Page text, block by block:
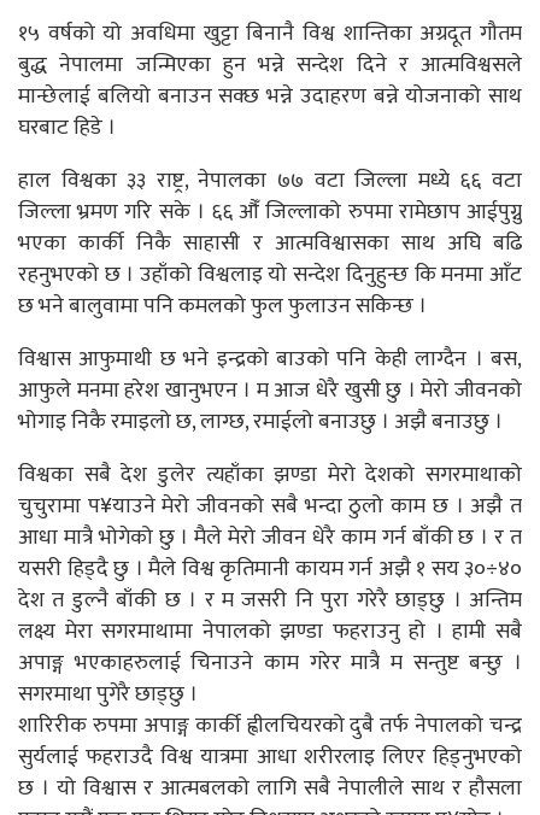
१५ वर्षको यो अवधिमा खुट्टा बिनानै विश्व शान्तिका अग्रदूत गौतम
बुद्ध नेपालमा जन्मिएका हुन भन्ने सन्देश दिने र आत्मविश्वसले
मान्छेलाई बलियो बनाउन सक्छ भन्ने उदाहरण बन्ने योजनाको साथ
घरबाट हिडे ।
हाल विश्वका ३३ राष्ट्र, नेपालका ७७ वटा जिल्ला मध्ये ६६ वटा
जिल्ला भ्रमण गरि सके । ६६ औँ जिल्लाको रुपमा रामेछाप आईपुग्नु
भएका कार्की निकै साहासी र आत्मविश्वासका साथ अघि बढि
रहनुभएको छ । उहाँको विश्वलाइ यो सन्देश दिनुहुन्छ कि मनमा आँट
छ भने बालुवामा पनि कमलको फुल फुलाउन सकिन्छ ।
विश्वास आफुमाथी छ भने इन्द्रको बाउको पनि केही लाग्दैन । बस,
आफुले मनमा हरेश खानुभएन । म आज धेरै खुसी छु । मेरो जीवनको
भोगाइ निकै रमाइलो छ, लाग्छ, रमाईलो बनाउछु । अझै बनाउछु ।
विश्वका सबै देश डुलेर त्यहाँका झण्डा मेरो देशको सगरमाथाको
चुचुरामा प¥याउने मेरो जीवनको सबै भन्दा ठुलो काम छ । अझै त
आधा मात्रै भोगेको छु । मैले मेरो जीवन धेरै काम गर्न बाँकी छ । र त
यसरी हिड्दै छु । मैले विश्व कृतिमानी कायम गर्न अझै १ सय ३०÷४०
देश त डुल्नै बाँकी छ । र म जसरी नि पुरा गरेरै छाड्छु । अन्तिम
लक्ष्य मेरा सगरमाथामा नेपालको झण्डा फहराउनु हो । हामी सबै
अपाङ्ग भएकाहरुलाई चिनाउने काम गरेर मात्रै म सन्तुष्ट बन्छु ।
सगरमाथा पुगेरै छाड्छु ।
शारिरीक रुपमा अपाङ्ग कार्की ह्वीलचियरको दुबै तर्फ नेपालको चन्द्र
सुर्यलाई फहराउदै विश्व यात्रमा आधा शरीरलाइ लिएर हिड्नुभएको
छ । यो विश्वास र आत्मबलको लागि सबै नेपालीले साथ र हौसला